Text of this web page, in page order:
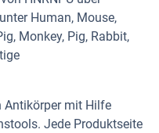
Human, Mouse,
Monkey, Pig, Rabbit,
Antikörper mit Hilfe
Jede Produktseite